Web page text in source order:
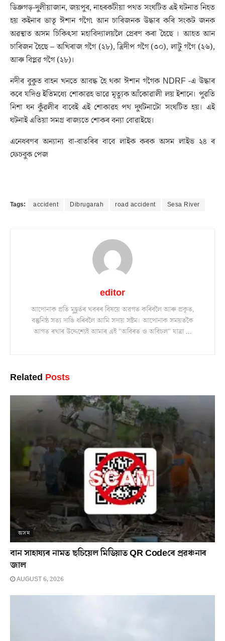
ডিব্ৰুগড়-দুলীয়াজান, জয়পুৰ, নাহৰকটীয়া পথত সংঘটিত এই ঘটনাত নিহত
হয় কইনাৰ ভাতৃ ঈশান গগৈ৷ আন চাৰিজনক উদ্ধাৰ কৰি সংকট জনক
অৱস্থাত অসম চিকিৎসা মহাবিদ্যালয়লৈ প্ৰেৰণ কৰা হৈছে । আহত আন
চাৰিজন হৈছে – অখিৰাজ গগৈ (২৮), ত্ৰিদীপ গগৈ (৩০), লাটু গগৈ (২৬),
আৰু বিপ্লৱ গগৈ (২৮)।
নদীৰ বুকুত বাহন খনতে আবদ্ধ হৈ থকা ঈশান গগৈক NDRF -এ উদ্ধাৰ
কৰে যদিও ইতিমধ্যে শোকাৱহ ভাৱে মৃত্যুক আঁকোৱালী লয় ইশানে। পুৱতি
নিশা ঘন কুঁৱলীৰ বাবেই এই শোকাৱহ পথ দুৰ্ঘটনাটো সংঘটিত হয়। এই
ঘটনাই এতিয়া সমগ্ৰ ৰাজ্যতে শোকৰ বন্যা বোৱাইছে।
এনেধৰণৰ অন্যান্য বা-বাতৰিৰ বাবে লাইক কৰক অসম লাইভ ২৪ ৰ
ফেচবুক পেজ
Tags: accident Dibrugarah road accident Sesa River
editor
আপোনাক প্ৰতি মুহূৰ্তৰ খবৰৰ বিষয়ে অৱগত কৰিবলৈ আৰু প্ৰকৃত,
বস্তুনিষ্ঠ সত্য দাঙি ধৰিবলৈ আমি সদায় সষ্টম। আপোনাক সময়তকৈ
আগত ৰখাৰ উদ্দেশ্যেই আমাৰ এই "অবিৰত ও অবিচল" যাত্ৰা ...
Related Posts
অসম
বান সাহায্যৰ নামত ছচিয়েল মিডিয়াত QR Codeৰে প্ৰৱঞ্চনাৰ
জাল
AUGUST 6, 2026